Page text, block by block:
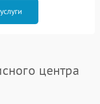
центра